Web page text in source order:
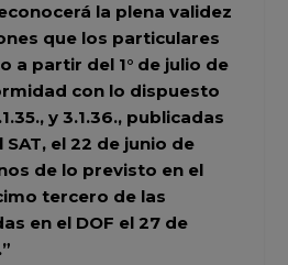
la plena validez
que los particulares
a partir del 1° de julio de
con lo dispuesto
y 3.1.36., publicadas
el 22 de junio de
de lo previsto en el
tercero de las
en el DOF el 27 de